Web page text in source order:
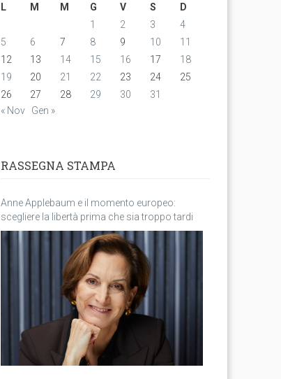
L
M M G V S
D
1
2 3
4
5
6 7 8 9 10
11
12
13 14 15 16 17
18
19
20 21 22 23 24
25
26
27 28 29 30
31
« Nov
Gen »
RASSEGNA STAMPA
Anne Applebaum e il momento europeo:
scegliere la libertà prima che sia troppo tardi